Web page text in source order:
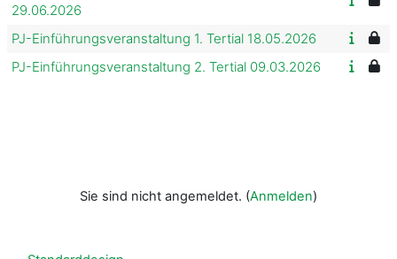
29.06.2026
PJ-Einführungsveranstaltung 1. Tertial 18.05.2026
PJ-Einführungsveranstaltung 2. Tertial 09.03.2026
Sie sind nicht angemeldet. (Anmelden)